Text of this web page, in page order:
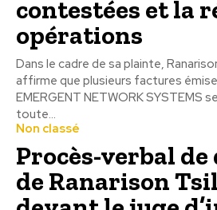
contestées et la
opérations
Dans le cadre de sa plainte,
affirme que plusieurs factures
EMERGENT NETWORK SYSTEMS
toute...
Non classé
Procès-verbal
de Ranarison